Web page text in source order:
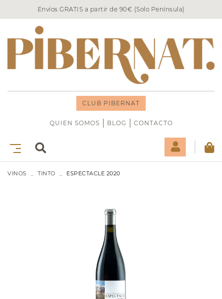
Envíos GRATIS a partir de 90€ (Solo Península)
CLUB PIBERNAT
QUIEN SOMOS BLOG CONTACTO
VINOS TINTO ESPECTACLE 2020